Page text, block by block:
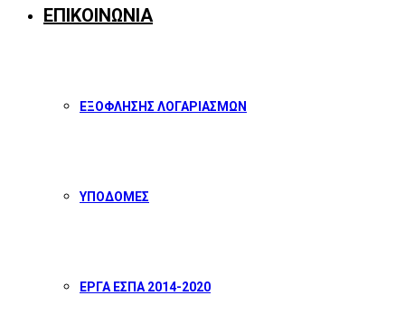
ΕΠΙΚΟΙΝΩΝΙΑ
ΕΞΟΦΛΗΣΗΣ ΛΟΓΑΡΙΑΣΜΩΝ
ΥΠΟΔΟΜΕΣ
ΕΡΓΑ ΕΣΠΑ 2014-2020